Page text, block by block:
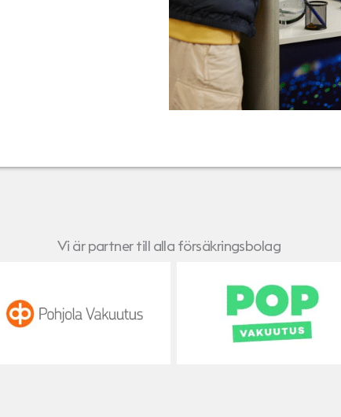
Vi är partner till alla försäkringsbolag
Pohjola POP Vakuutus